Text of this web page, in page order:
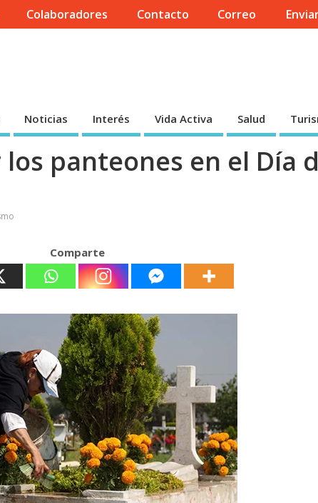
Colaboradores Contacto Correo
Noticias Interés Vida Activa Salud
panteones en el Día
Comparte